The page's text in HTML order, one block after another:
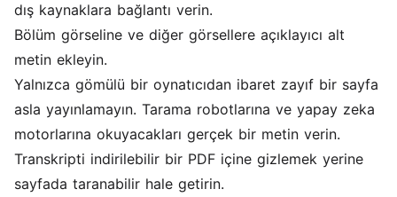
dış kaynaklara bağlantı verin.
Bölüm görseline ve diğer görsellere açıklayıcı alt
metin ekleyin.
Yalnızca gömülü bir oynatıcıdan ibaret zayıf bir sayfa
asla yayınlamayın. Tarama robotlarına ve yapay zeka
motorlarına okuyacakları gerçek bir metin verin.
Transkripti indirilebilir bir PDF içine gizlemek yerine
sayfada taranabilir hale getirin.